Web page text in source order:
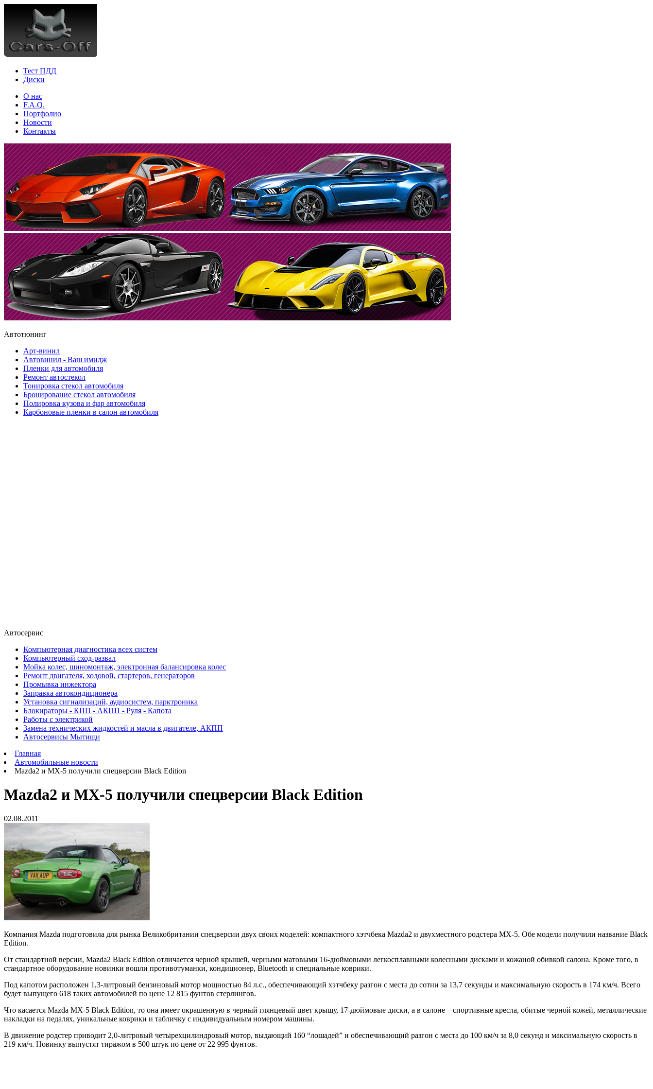
Тест ПДД
Диски
О нас
F.A.Q.
Портфолио
Новости
Контакты
Автотюнинг
Арт-винил
Автовинил - Ваш имидж
Пленки для автомобиля
Ремонт автостекол
Тонировка стекол автомобиля
Бронирование стекол автомобиля
Полировка кузова и фар автомобиля
Карбоновые пленки в салон автомобиля
Автосервис
Компьютерная диагностика всех систем
Компьютерный сход-развал
Мойка колес, шиномонтаж, электронная балансировка колес
Ремонт двигателя, ходовой, стартеров, генераторов
Промывка инжектора
Заправка автокондиционера
Установка сигнализаций, аудиосистем, парктроника
Блокираторы - КПП - АКПП - Руля - Капота
Работы с электрикой
Замена технических жидкостей и масла в двигателе, АКПП
Автосервисы Мытищи
Главная
Автомобильные новости
Mazda2 и MX-5 получили спецверсии Black Edition
Mazda2 и MX-5 получили спецверсии Black Edition
02.08.2011
Компания Mazda подготовила для рынка Великобритании спецверсии двух своих моделей: компактного хэтчбека Mazda2 и двухместного родстера MX-5. Обе модели получили название Black
Edition.
От стандартной версии, Mazda2 Black Edition отличается черной крышей, черными матовыми 16-дюймовыми легкосплавными колесными дисками и кожаной обивкой салона. Кроме того, в
стандартное оборудование новинки вошли противотуманки, кондиционер, Bluetooth и специальные коврики.
Под капотом расположен 1,3-литровый бензиновый мотор мощностью 84 л.с., обеспечивающий хэтчбеку разгон с места до сотни за 13,7 секунды и максимальную скорость в 174 км/ч. Всего
будет выпущего 618 таких автомобилей по цене 12 815 фунтов стерлингов.
Что касается Mazda MX-5 Black Edition, то она имеет окрашенную в черный глянцевый цвет крышу, 17-дюймовые диски, а в салоне – спортивные кресла, обитые черной кожей, металлические
накладки на педалях, уникальные коврики и табличку с индивидуальным номером машины.
В движение родстер приводит 2,0-литровый четырехцилиндровый мотор, выдающий 160 “лошадей” и обеспечивающий разгон с места до 100 км/ч за 8,0 секунд и максимальную скорость в
219 км/ч. Новинку выпустят тиражом в 500 штук по цене от 22 995 фунтов.